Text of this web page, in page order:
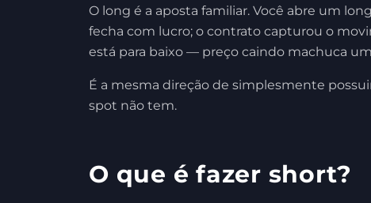
O long é a aposta familiar. Você abre um
fecha com lucro; o contrato capturou o
está para baixo — preço caindo machuca
É a mesma direção de simplesmente
spot não tem.
O que é fazer short?